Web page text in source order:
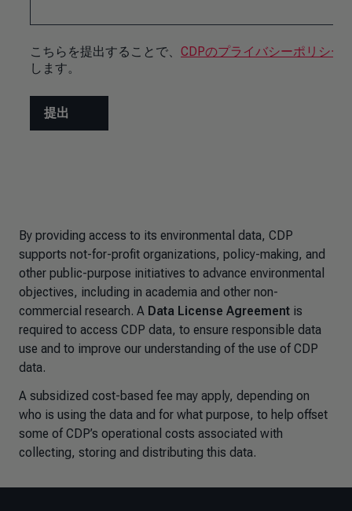
By providing access to its environmental data, CDP
supports not-for-profit organizations, policy-making, and
other public-purpose initiatives to advance environmental
objectives, including in academia and other non-
commercial research. A Data License Agreement is
required to access CDP data, to ensure responsible data
use and to improve our understanding of the use of CDP
data.
A subsidized cost-based fee may apply, depending on
who is using the data and for what purpose, to help offset
some of CDP’s operational costs associated with
collecting, storing and distributing this data.